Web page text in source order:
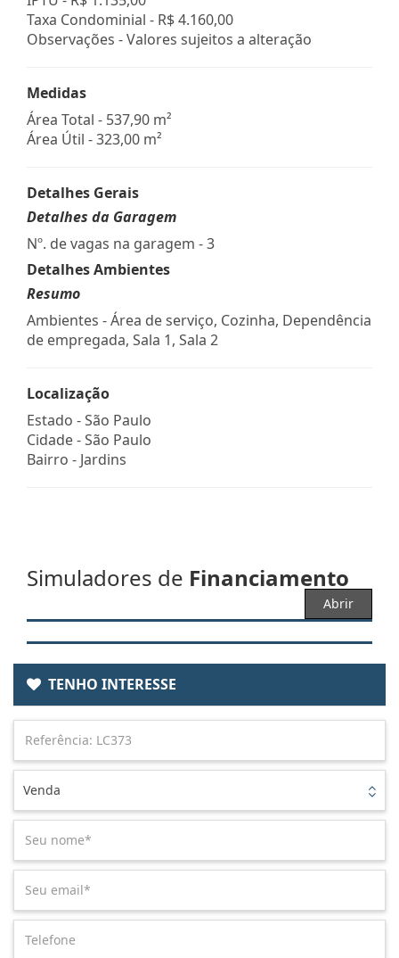
Taxa Condominial - R$ 4.160,00
Observações - Valores sujeitos a alteração
Medidas
Área Total - 537,90 m²
Área Útil - 323,00 m²
Detalhes Gerais
Detalhes da Garagem
Nº. de vagas na garagem - 3
Detalhes Ambientes
Resumo
Ambientes - Área de serviço, Cozinha, Dependência
de empregada, Sala 1, Sala 2
Localização
Estado -São Paulo
Cidade -São Paulo
Bairro - Jardins
Simuladores de Financiamento
Abrir
TENHO INTERESSE
Venda